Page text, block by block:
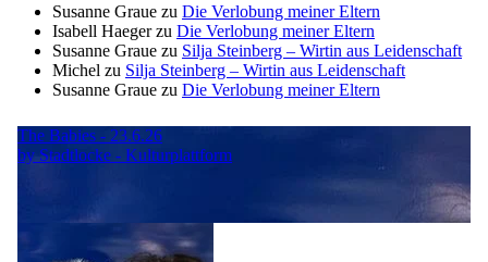
Susanne Graue zu Die Verlobung meiner Eltern
Isabell Haegerzu Die Verlobung meiner Eltern
Susanne Graue zu Silja Steinberg – Wirtin aus Leidenschaft
Michel zu Silja Steinberg – Wirtin aus Leidenschaft
Susanne Graue zu Die Verlobung meiner Eltern